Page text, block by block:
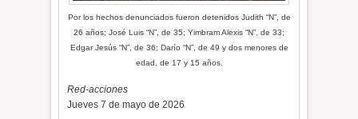
Por los hechos denunciados fueron detenidos Judith “N”, de
26 años; José Luis “N”, de 35; Yimbram Alexis “N”, de 33;
Edgar Jesús “N”, de 36; Darío “N”, de 49 y dos menores de
edad, de 17 y 15 años.
Red-acciones
Jueves 7 de mayo de 2026